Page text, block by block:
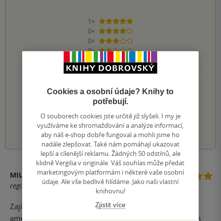
1×
5 hvězdiček
0×
4 hvězdičky
0×
3 hvězdičky
0×
2 hvězdičky
0×
1 hvezdička
Hodnocení našich knihkupců: 0.0 z 5
1 2 3 4 5
MILAN
registrovaný uživatel
Zajímavé úvahy o životě od matky samoživitelky -
americká herečka dovede překvapit hloubkou některých
Cookies a osobní údaje? Knihy to
potřebují.
O souborech cookies jste určitě již slyšeli. I my je
využíváme ke shromažďování a analýze informací,
aby náš e-shop dobře fungoval a mohli jsme ho
nadále zlepšovat. Také nám pomáhají ukazovat
lepší a cílenější reklamu. Žádných 50 odstínů, ale
klidně Vergilia v originále. Váš souhlas může předat
marketingovým platformám i některé vaše osobní
údaje. Ale vše bedlivě hlídáme. Jako naši vlastní
knihovnu!
Zjistit více